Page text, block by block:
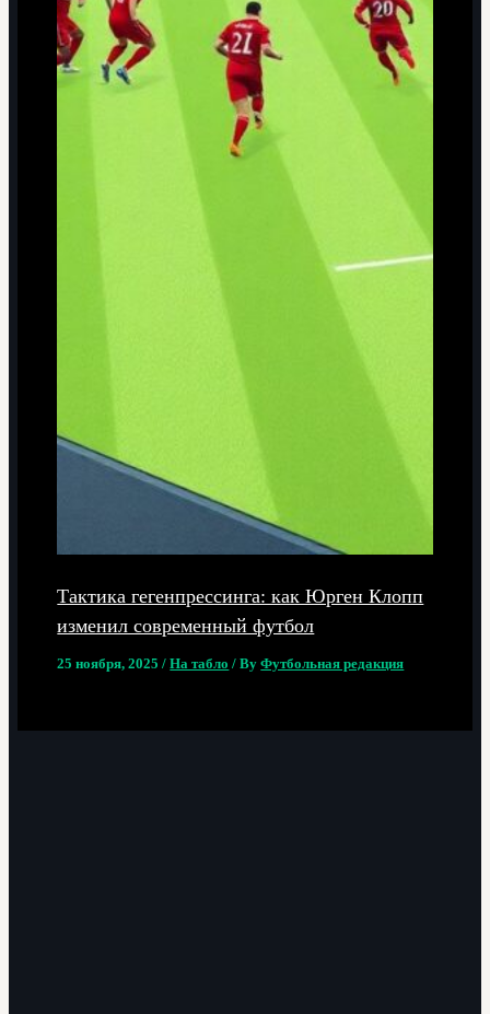
Тактика гегенпрессинга: как Юрген Клопп
изменил современный футбол
25 ноября, 2025/На табло / ByФутбольная редакция